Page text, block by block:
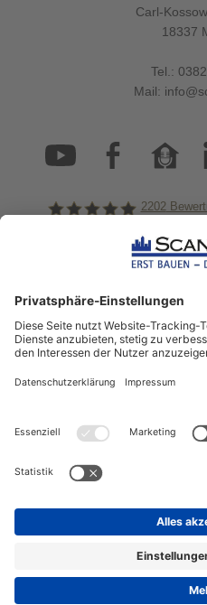
Carl-
18337
Tel.:
Mail:
ScanHaus Marlow
2202
informiert!
Aktuelle News
das Thema
Sofort informiert
ZUM